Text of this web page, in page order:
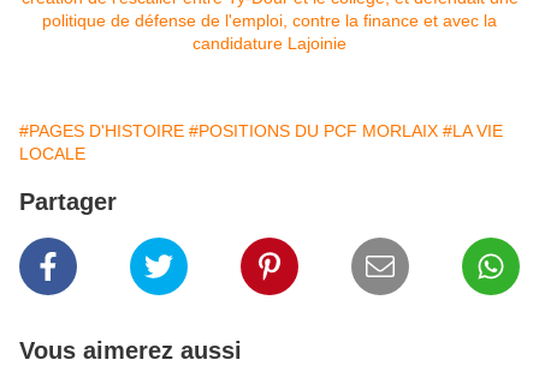
#PAGES D'HISTOIRE #POSITIONS DU PCF MORLAIX #LA VIE
LOCALE
Partager
Vous aimerez aussi